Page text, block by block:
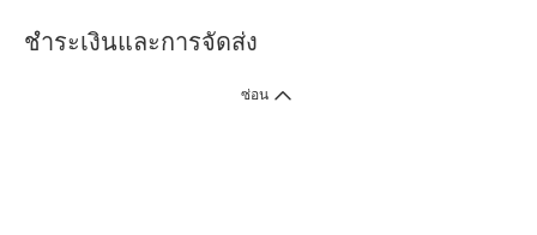
ชำระเงินและการจัดส่ง
ซ่อน